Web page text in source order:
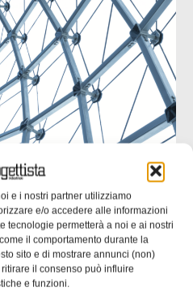
e i nostri partner utilizziamo
e/o accedere alle informazioni
tecnologie permetterà a noi e ai nostri
il comportamento durante la
sito e di mostrare annunci (non)
il consenso può influire
e funzioni.
di contatto tra
esecuzione
da informazioni incomplete
nella seconda parte
un mese fa ci
responsabilità tecniche